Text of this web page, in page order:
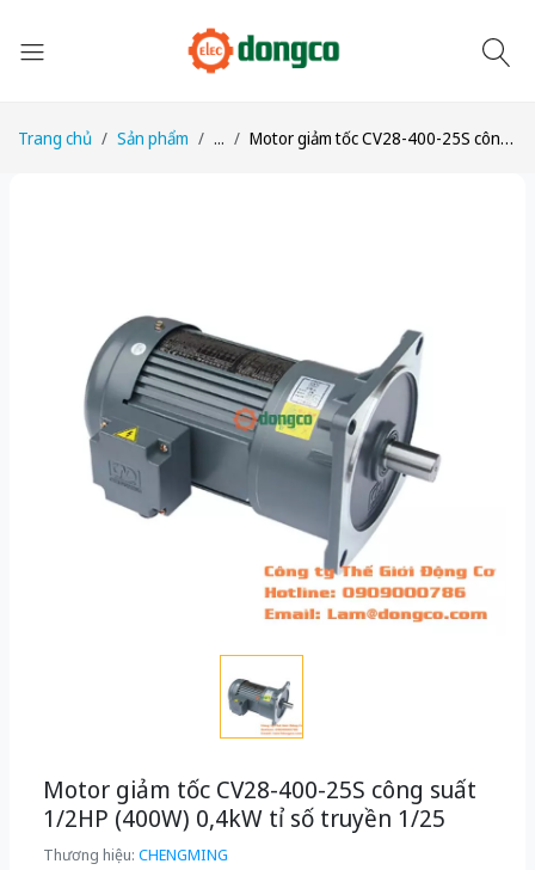
Trang chủ Sản phẩm ... Motor giảm tốc CV28-400-25S công suất 1/2HP (400W) 0,4kW tỉ số truyền 1/25
Motor giảm tốc CV28-400-25S công suất
1/2HP (400W) 0,4kW tỉ số truyền 1/25
Thương hiệu: CHENGMING